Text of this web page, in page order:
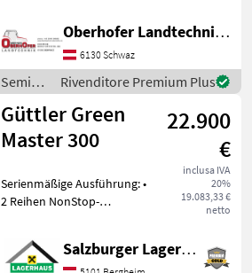
Grünland komplett - mit
Dreipunktturm und
Stützfüße vorne -
Oberhofer Landtechnik GmbH
6130 Schwaz
Semina
e cura /
Güttler
Rivenditore Premium Plus
Güttler Green
Master 300
22.900
€
inclusa IVA
20%
19.083,33 €
netto
Serienmäßige Ausführung: •
2 Reihen NonStop-
Strichabstand 75mm •
Salzburger Lagerhaus-Technik